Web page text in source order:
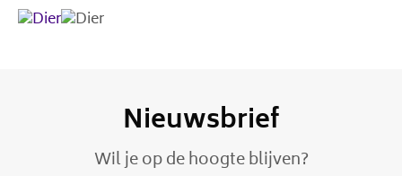
Nieuwsbrief
Wil je op de hoogte blijven?